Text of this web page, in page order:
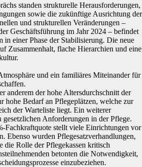
standen strukturelle Herausforderungen,
sowie die zukünftige Ausrichtung der
und strukturellen Veränderungen –
Geschäftsführung im Jahr 2024 – befindet
in einer Phase der Stabilisierung. Die neue
Zusammenhalt, flache Hierarchien und eine
und ein familiäres Miteinander für
anderem der hohe Altersdurchschnitt der
hohe Bedarf an Pflegeplätzen, welche zur
der Warteliste liegt. Ein weiterer
Anforderungen in der Pflege.
Fachkraftquote stellt viele Einrichtungen vor
Ebenso wurden Pflegesatzverhandlungen,
die Rolle der Pflegekassen kritisch
betonten die Notwendigkeit,
einzubeziehen.